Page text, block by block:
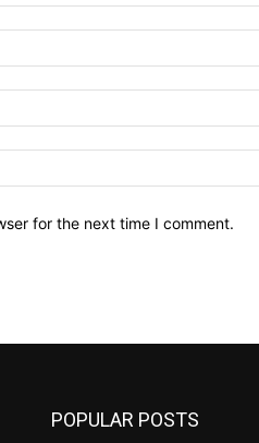
for the next time I comment.
POPULAR POSTS